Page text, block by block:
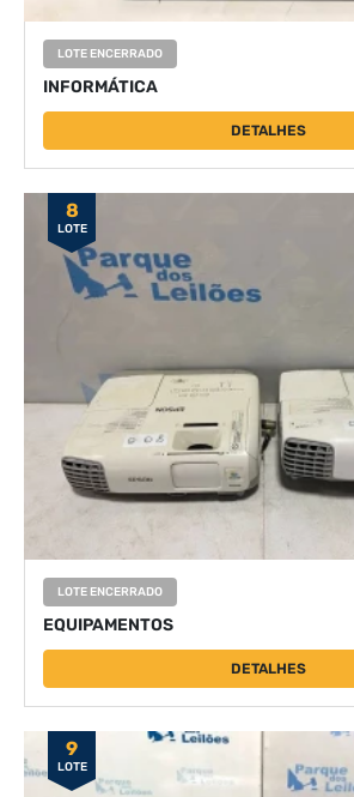
LOTE ENCERRADO
INFORMÁTICA
DETALHES
8
LOTE
LOTE ENCERRADO
EQUIPAMENTOS
DETALHES
9
LOTE